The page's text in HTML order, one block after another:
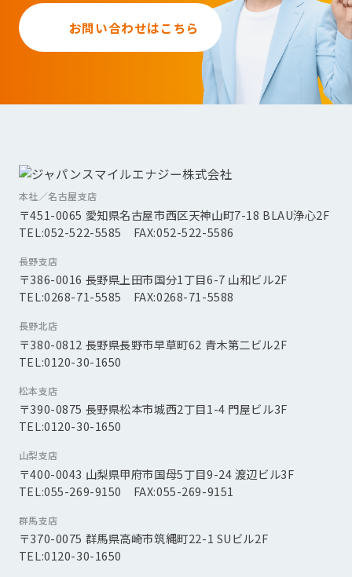
お問い合わせはこちら
本社／名古屋支店
〒451-0065 愛知県名古屋市西区天神山町7-18 BLAU浄心2F
TEL:052-522-5585 FAX:052-522-5586
長野支店
〒386-0016 長野県上田市国分1丁目6-7 山和ビル2F
TEL:0268-71-5585 FAX:0268-71-5588
長野北店
〒380-0812 長野県長野市早草町62 青木第二ビル2F
TEL:0120-30-1650
松本支店
〒390-0875 長野県松本市城西2丁目1-4 門屋ビル3F
TEL:0120-30-1650
山梨支店
〒400-0043 山梨県甲府市国母5丁目9-24 渡辺ビル3F
TEL:055-269-9150 FAX:055-269-9151
群馬支店
〒370-0075 群馬県高崎市筑縄町22-1 SUビル2F
TEL:0120-30-1650